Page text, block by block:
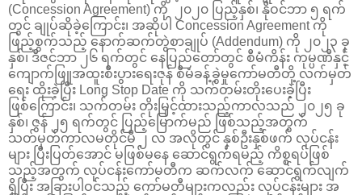
(Concession Agreement) ကို ၂၀၂၀ ပြည့်နှစ်၊ နိုဝင်ဘာ ၅ ရက်
တွင် ချုပ်ဆိုခဲ့ကြောင်း၊ အဆိုပါ Concession Agreement ကို
ဖြည့်စွက်သည့် နောက်ဆက်တွဲစာချုပ် (Addendum) ကို ၂၀၂၃ ခု
နှစ်၊ ဒီဇင်ဘာ ၂၆ ရက်တွင် နေပြည်တော်တွင် စီမံကိန်း ကုမ္ပဏီနှင့်
ကျောက်ဖြူအထူးစီးပွားရေးဇုန် စီမံခန့်ခွဲမှုကော်မတီတို့ လက်မှတ်
ရေး ထိုးခဲ့ပြီး Long Stop Date ကို သက်တမ်းတိုးပေးခဲ့ပြီး
ဖြစ်ကြောင်း၊ သက်တမ်း တိုးမြှင့်ထားသည့်ကာလသည် ၂၀၂၅ ခု
နှစ်၊ ဇွန် ၂၅ ရက်တွင် ပြည့်မြောက်မည် ဖြစ်သည့်အတွက်
သတ်မှတ်ကာလမတိုင်မီ ၂ လ အလိုတွင် နှစ်ဦးနှစ်ဖက် လုပ်ငန်း
များ ပြီးပြတ်အောင် မဖြစ်မနေ ဆောင်ရွက်ရမည့် ကိစ္စရပ်ဖြစ်
သည့်အတွက် လုပ်ငန်းကော်မတီက ဆက်လက် ဆောင်ရွက်လျက်
ရှိပြီး အခြားပါဝင်သည့် ကော်မတီများကလည်း လုပ်ငန်းများ အ